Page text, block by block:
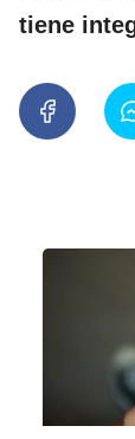
tiene